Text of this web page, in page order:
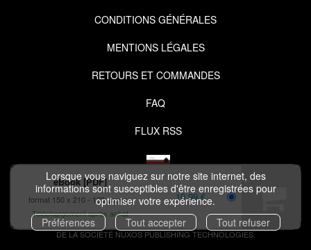
Lorsque vous naviguez sur notre site internet, des
informations sont susceptibles d'être enregistrées pour
optimiser votre expérience.
Préférences
Tout accepter Tout refuser
eBook [PDF]
format 150 x 210
130 pages
Téléchargement après achat
10,99 €
CONDITIONS GÉNÉRALES
MENTIONS LÉGALES
RETOURS ET COMMANDES
FAQ
FLUX RSS
COPYRIGHT © 2026 IZIBOOK.EYROLLES.COM ET NUXOS PUBLISHING
TECHNOLOGIES.IZIBOOK® IZIBOOKS®SONT DES MARQUES DÉPOSÉES
DE LA SOCIÉTÉ NUXOS PUBLISHING TECHNOLOGIES.